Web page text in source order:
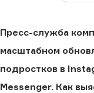
Пресс-служба
масштабном
подростков в
Messenger. Как